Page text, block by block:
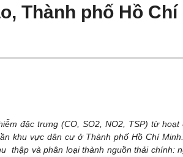
Thành phố Hồ Chí
đặc trưng (CO, SO2, NO2, TSP) từ hoạt
khu vực dân cư ở Thành phố Hồ Chí
thập và phân loại thành nguồn thải chính: